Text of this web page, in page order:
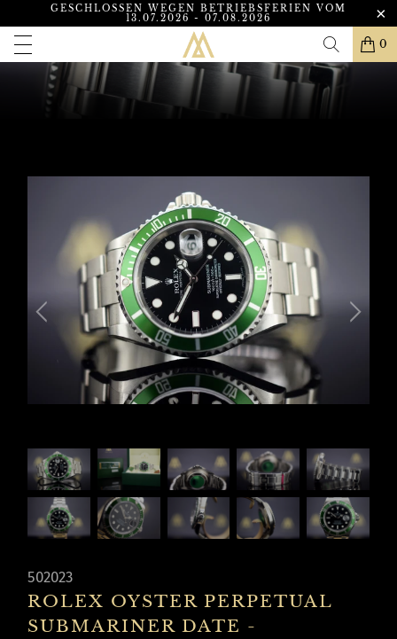
GESCHLOSSEN WEGEN BETRIEBSFERIEN VOM
13.07.2026 - 07.08.2026
0
502023
ROLEX OYSTER PERPETUAL
SUBMARINER DATE -